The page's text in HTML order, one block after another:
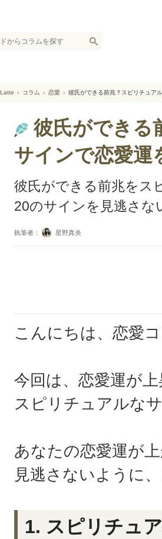
Latte コラム 恋愛 彼氏ができる前兆？スピリチュア
彼氏ができる
サインで恋愛運
彼氏ができる前兆をス
20のサインを見逃さな
執筆者： 星野真央
こんにちは、恋愛
今回は、恋愛運が
スピリチュアルな
あなたの恋愛運が
見逃さないように
1. スピリチュ